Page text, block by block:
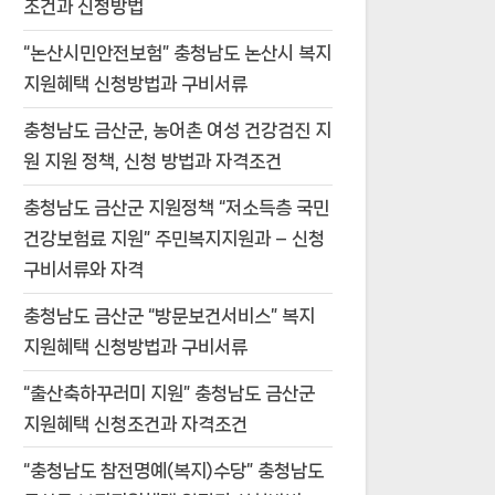
조건과 신청방법
“논산시민안전보험” 충청남도 논산시 복지
지원혜택 신청방법과 구비서류
충청남도 금산군, 농어촌 여성 건강검진 지
원 지원 정책, 신청 방법과 자격조건
충청남도 금산군 지원정책 “저소득층 국민
건강보험료 지원” 주민복지지원과 – 신청
구비서류와 자격
충청남도 금산군 “방문보건서비스” 복지
지원혜택 신청방법과 구비서류
“출산축하꾸러미 지원” 충청남도 금산군
지원혜택 신청조건과 자격조건
“충청남도 참전명예(복지)수당” 충청남도